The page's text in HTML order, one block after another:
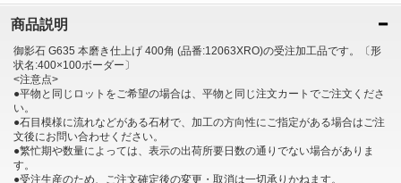
商品説明
御影石 G635 本磨き仕上げ 400角 (品番:12063XRO)の受注加工品です。〔形
状名:400×100ボーダー〕
<注意点>
●平物と同じロットをご希望の場合は、平物と同じ注文カートでご注文くださ
い。
●石目模様に流れなどがある石材で、加工の方向性にご指定がある場合はご注
文後にお問い合わせください。
●繁忙期や数量によっては、表示の出荷所要日数の通りでない場合がありま
す。
●受注生産のため、ご注文確定後の変更・取消は一切承りかねます。